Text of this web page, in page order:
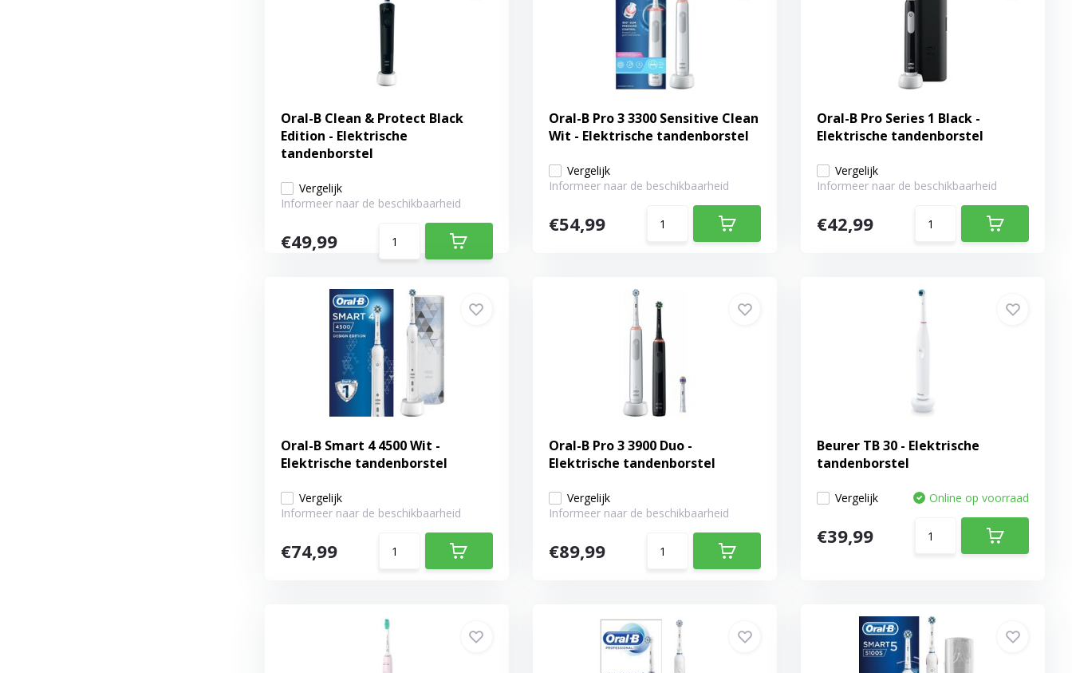
Oral-B Clean & Protect Black
Edition - Elektrische
tandenborstel
Vergelijk
Informeer naar de beschikbaarheid
€49,99
Oral-B Pro 3 3300 Sensitive Clean
Wit - Elektrische tandenborstel
Vergelijk
Informeer naar de beschikbaarheid
€54,99
Oral-B Pro Series 1 Black -
Elektrische tandenborstel
Vergelijk
Informeer naar de beschikbaarheid
€42,99
Oral-B Smart 4 4500 Wit -
Elektrische tandenborstel
Vergelijk
Informeer naar de beschikbaarheid
€74,99
Oral-B Pro 3 3900 Duo -
Elektrische tandenborstel
Vergelijk
Informeer naar de beschikbaarheid
€89,99
Beurer TB 30 - Elektrische
tandenborstel
Vergelijk Online op voorraad
€39,99